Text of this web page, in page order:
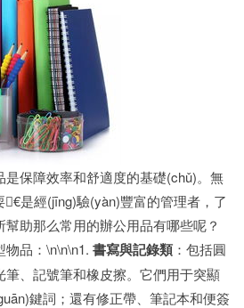
保障效率和舒適度的基礎(chǔ)。無
是經(jīng)驗(yàn)豐富的管理者，了
助那么常用的辦公用品有哪些呢？
品：\n\n\n1. 書寫與記錄類 ：包括圓
、記號筆和橡皮擦。它們用于突顯
鍵詞；還有修正帶、筆記本和便簽